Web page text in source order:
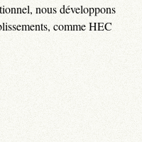
nous développons
comme HEC